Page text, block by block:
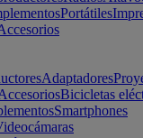
Portátiles
Adaptadores
Bicicletas
Smartphones